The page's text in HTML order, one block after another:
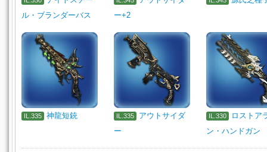
ル・ブランダーバス
ー+2
IL.335 神龍短銃 IL.335
アウトサイダ
ー
IL.330
ロストア
ン・ハンドガン